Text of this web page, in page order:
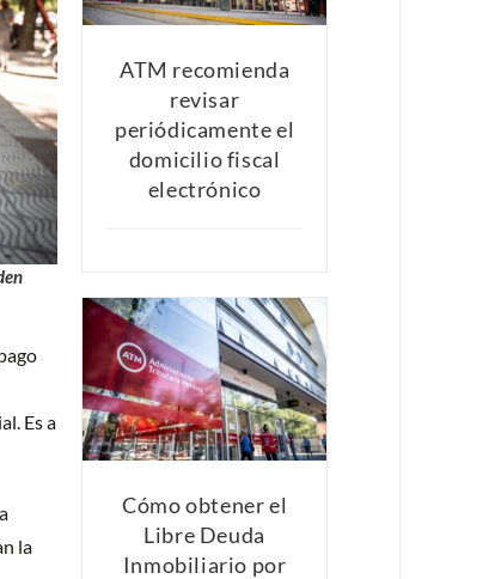
Es a
la
ATM recomienda
revisar
periódicamente el
domicilio fiscal
electrónico
Cómo obtener el
Libre Deuda
Inmobiliario por